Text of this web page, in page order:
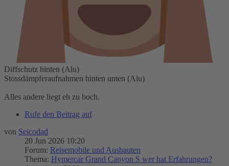
Diffschutz hinten (Alu)
Stossdämpferaufnahmen hinten unten (Alu)
Alles andere liegt eh zu hoch.
Rufe den Beitrag auf
von Seicodad
20 Jun 2026 10:20
Forum: Reisemobile und Ausbauten
Thema: Hymercar Grand Canyon S wer hat Erfahrungen?